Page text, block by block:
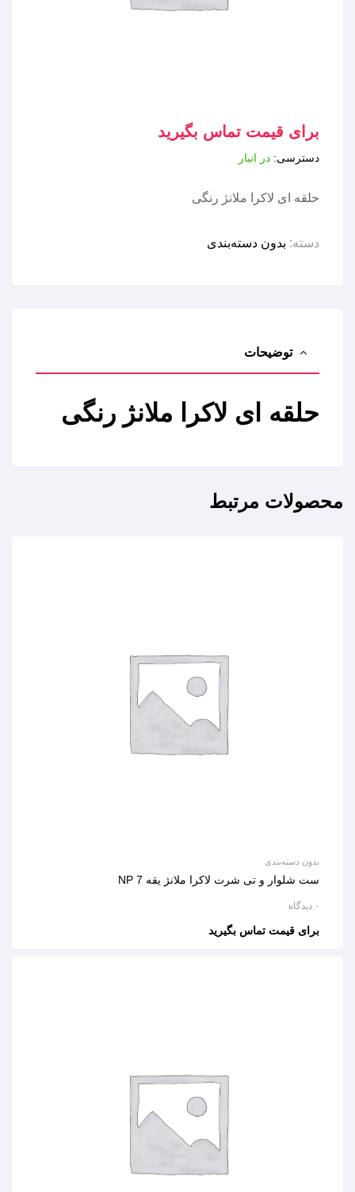
برای قیمت تماس بگیرید
دسترسی: در انبار
حلقه ای لاکرا ملانژ رنگی
دسته: بدون دسته‌بندی
توضیحات
حلقه ای لاکرا ملانژ رنگی
محصولات مرتبط
بدون دسته‌بندی
ست شلوار و تی شرت لاکرا ملانژ یقه 7 NP
۰ دیدگاه
برای قیمت تماس بگیرید